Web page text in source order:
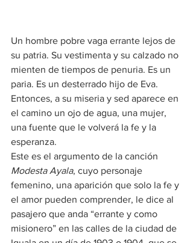
Un hombre pobre vaga errante lejos de
su patria. Su vestimenta y su calzado no
mienten de tiempos de penuria. Es un
paria. Es un desterrado hijo de Eva.
Entonces, a su miseria y sed aparece en
el camino un ojo de agua, una mujer,
una fuente que le volverá la fe y la
esperanza.
Este es el argumento de la canción
Modesta Ayala, cuyo personaje
femenino, una aparición que solo la fe y
el amor pueden comprender, le dice al
pasajero que anda “errante y como
misionero” en las calles de la ciudad de